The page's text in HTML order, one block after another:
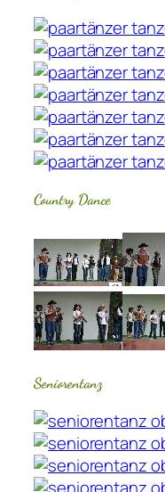
Country Dance
Seniorentanz